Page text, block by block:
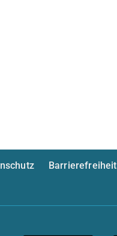
Barrierefreiheit